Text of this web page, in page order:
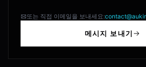
또는 직접 이메일을 보내세요:
메시지 보내기